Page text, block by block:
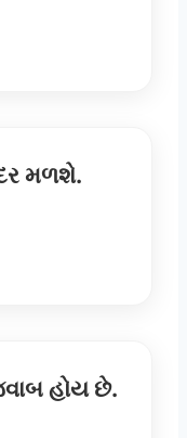
મળશે.
હોય છે.